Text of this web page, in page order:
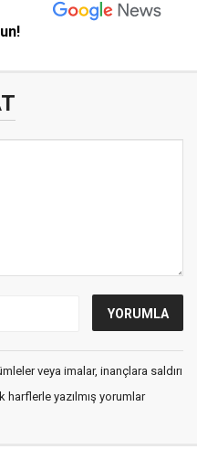
veya imalar, inançlara saldırı
harflerle yazılmış yorumlar